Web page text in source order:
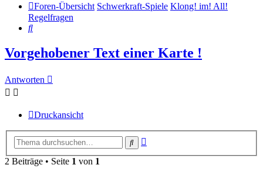
Foren-Übersicht Schwerkraft-Spiele Klong! im! All!
Regelfragen
Suche
Vorgehobener Text einer Karte !
Antworten
Druckansicht
Suche
2 Beiträge • Seite 1 von 1